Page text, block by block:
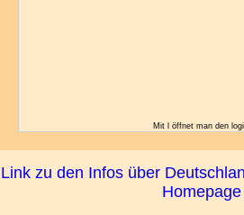
Mit l öffnet man den
Link zu den Infos über
Homepage